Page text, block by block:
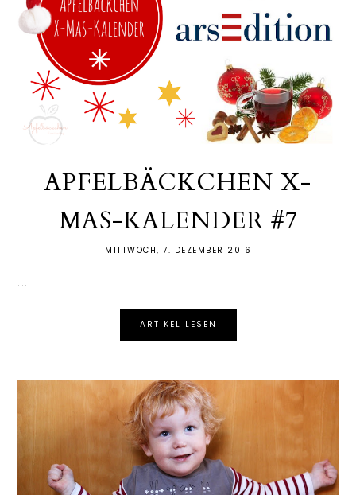
APFELBÄCKCHEN X-
MAS-KALENDER #7
MITTWOCH, 7. DEZEMBER 2016
...
ARTIKEL LESEN